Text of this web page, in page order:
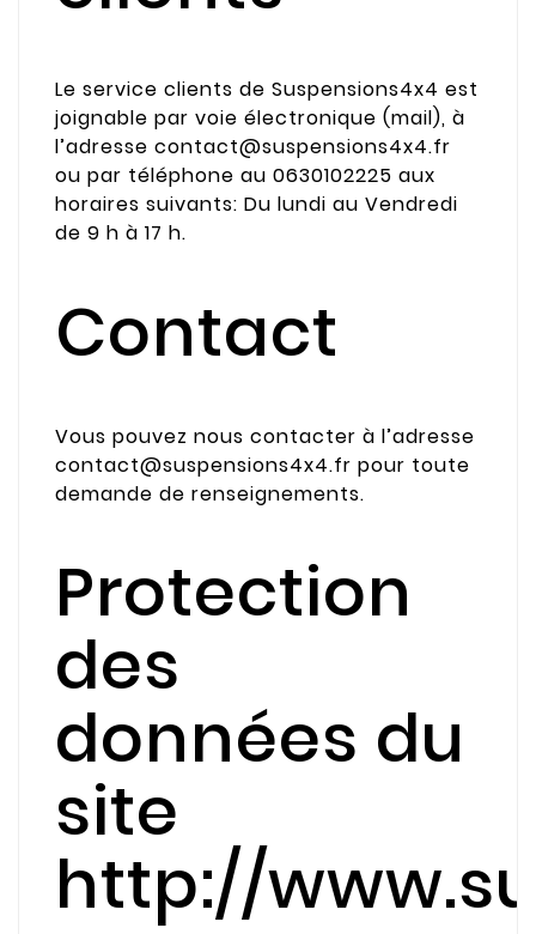
Le service clients de Suspensions4x4 est
joignable par voie électronique (mail), à
l’adresse contact@suspensions4x4.fr
ou par téléphone au 0630102225 aux
horaires suivants: Du lundi au Vendredi
de 9 h à 17 h.
Contact
Vous pouvez nous contacter à l’adresse
contact@suspensions4x4.fr pour toute
demande de renseignements.
Protection
des
données du
site
http://